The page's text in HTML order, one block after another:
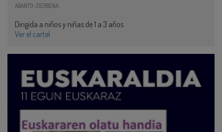
ABANTO-ZIERBENA
Dirigida a niños y niñas de 1 a 3 años
Ver el cartel